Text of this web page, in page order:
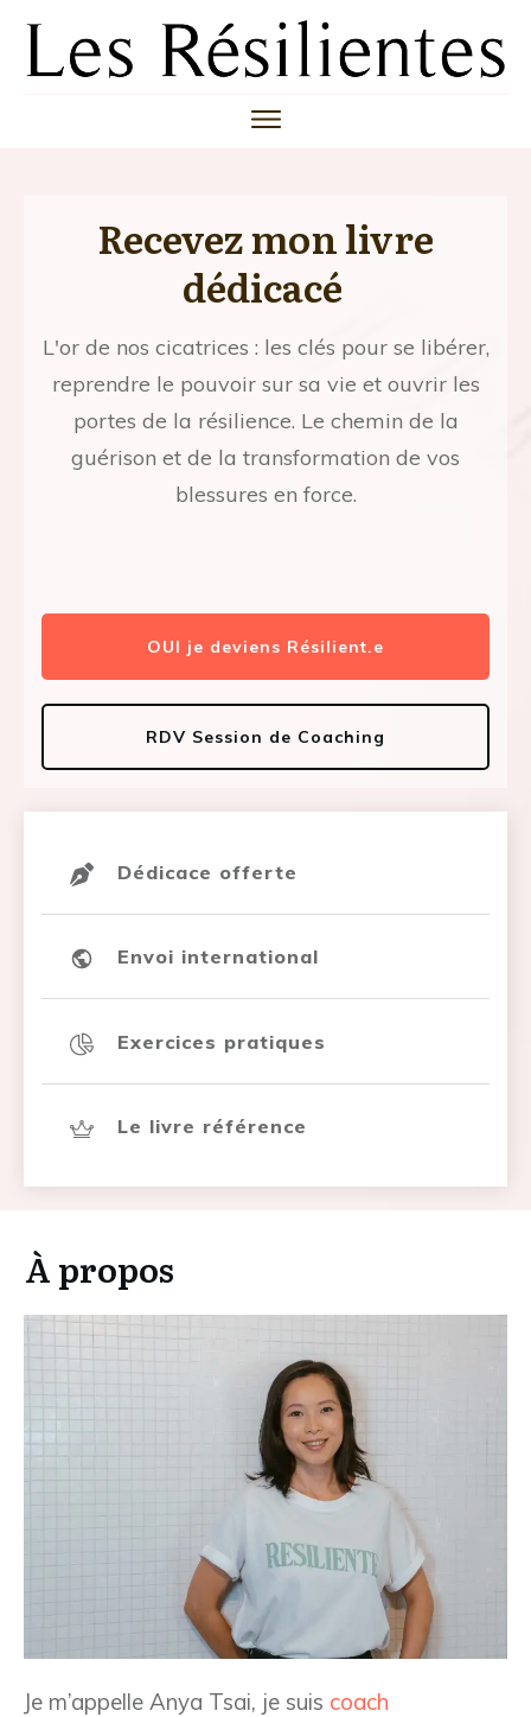
Recevez mon livre
dédicacé
L'or de nos cicatrices : les clés pour se libérer,
reprendre le pouvoir sur sa vie et ouvrir les
portes de la résilience. Le chemin de la
guérison et de la transformation de vos
blessures en force.
OUI je deviens Résilient.e
RDV Session de Coaching
Dédicace offerte
Envoi international
Exercices pratiques
Le livre référence
À propos
Je m’appelle Anya Tsai, je suis coach